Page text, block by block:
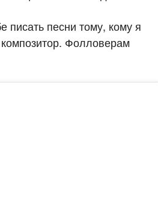
писать песни тому, кому я
Фолловерам